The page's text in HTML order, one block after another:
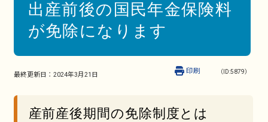
出産前後の国民年金保険料
が免除になります
最終更新日： 2024年3月21日 （ID:5879）
印刷
産前産後期間の免除制度とは